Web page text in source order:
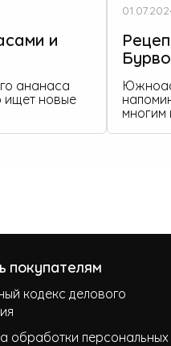
и
ананаса
ищет новые
многим
покупателям
кодекс делового
обработки персональных